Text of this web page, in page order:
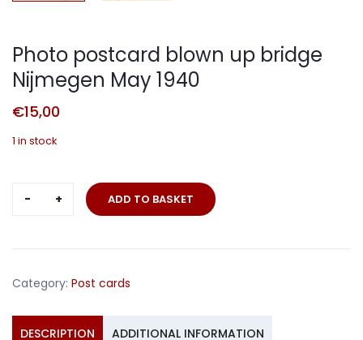
Photo postcard blown up bridge
Nijmegen May 1940
€15,00
1 in stock
Photo
postcard
Nijmegen
1940
ADD TO BASKET
Category: Post cards
DESCRIPTION ADDITIONAL INFORMATION